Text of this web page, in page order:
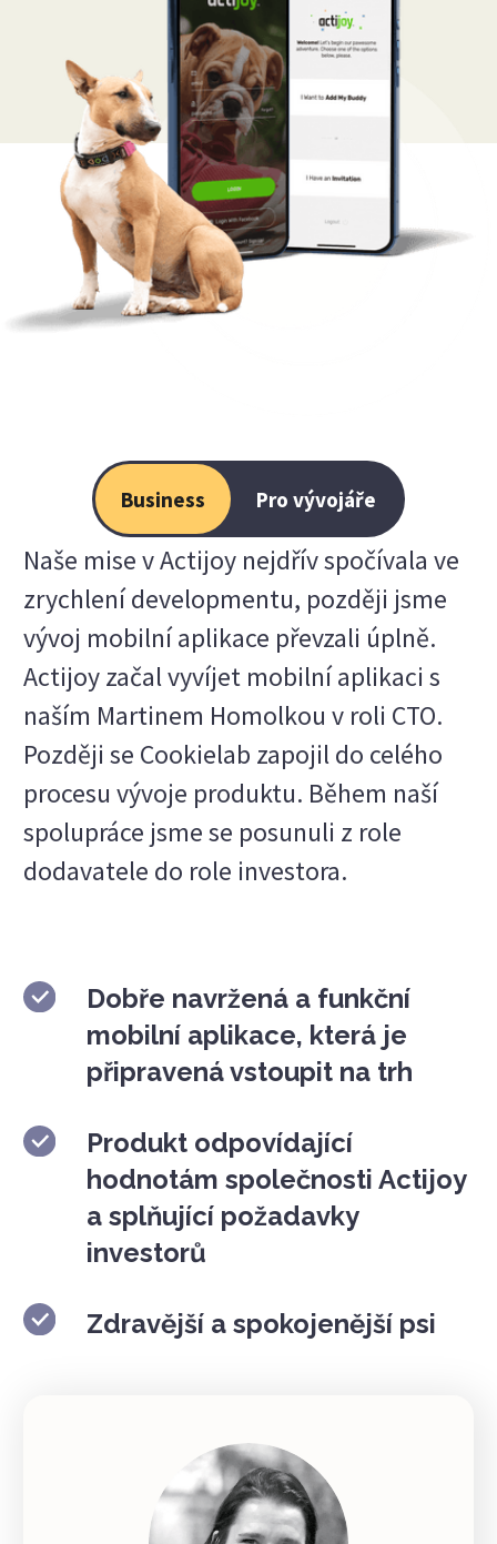
Business Pro vývojáře
Naše mise v Actijoy nejdřív spočívala ve
zrychlení developmentu, později jsme
vývoj mobilní aplikace převzali úplně.
Actijoy začal vyvíjet mobilní aplikaci s
naším Martinem Homolkou v roli CTO.
Později se Cookielab zapojil do celého
procesu vývoje produktu. Během naší
spolupráce jsme se posunuli z role
dodavatele do role investora.
Dobře navržená a funkční
mobilní aplikace, která je
připravená vstoupit na trh
Produkt odpovídající
hodnotám společnosti Actijoy
a splňující požadavky
investorů
Zdravější a spokojenější psi